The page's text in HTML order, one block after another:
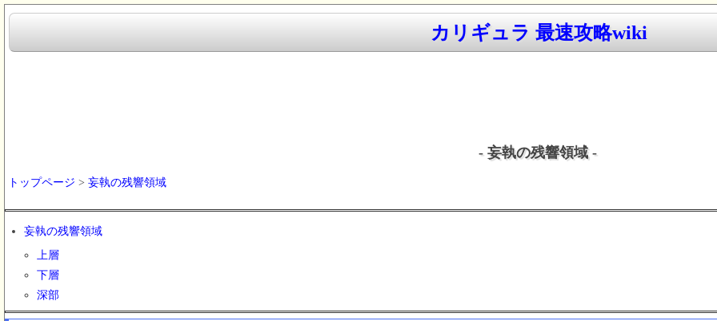
カリギュラ 最速攻略wiki
- 妄執の残響領域 -
トップページ > 妄執の残響領域
妄執の残響領域
上層
下層
深部